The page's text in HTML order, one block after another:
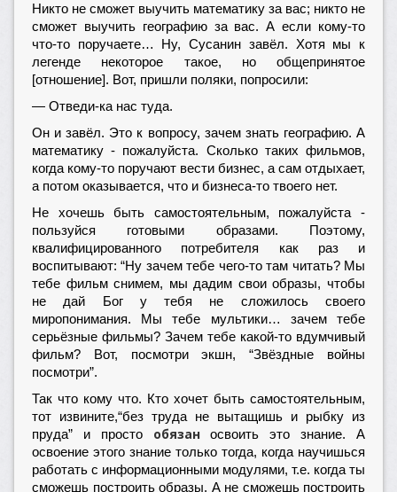
Никто не сможет выучить математику за вас; никто не
сможет выучить географию за вас. А если кому-то
что-то поручаете… Ну, Сусанин завёл. Хотя мы к
легенде некоторое такое, но общепринятое
[отношение]. Вот, пришли поляки, попросили:
— Отведи-ка нас туда.
Он и завёл. Это к вопросу, зачем знать географию. А
математику - пожалуйста. Сколько таких фильмов,
когда кому-то поручают вести бизнес, а сам отдыхает,
а потом оказывается, что и бизнеса-то твоего нет.
Не хочешь быть самостоятельным, пожалуйста -
пользуйся готовыми образами. Поэтому,
квалифицированного потребителя как раз и
воспитывают: “Ну зачем тебе чего-то там читать? Мы
тебе фильм снимем, мы дадим свои образы, чтобы
не дай Бог у тебя не сложилось своего
миропонимания. Мы тебе мультики… зачем тебе
серьёзные фильмы? Зачем тебе какой-то вдумчивый
фильм? Вот, посмотри экшн, “Звёздные войны
посмотри”.
Так что кому что. Кто хочет быть самостоятельным,
тот извините,“без труда не вытащишь и рыбку из
пруда” и просто обязаносвоить это знание. А
освоение этого знание только тогда, когда научишься
работать с информационными модулями, т.е. когда ты
сможешь построить образы. А не сможешь построить